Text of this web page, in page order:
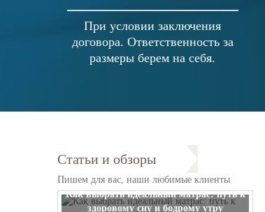
При условии заключения
договора. Ответственность за
размеры берем на себя.
Статьи и обзоры
Пишем для вас, наши любимые клиенты
Как выбрать идеальный матрас: путь к
здоровому сну и бодрому утру